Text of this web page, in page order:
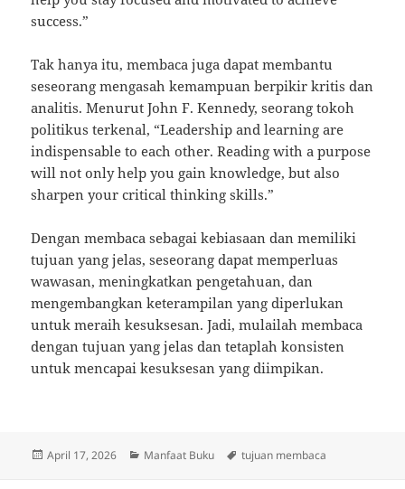
success.”
Tak hanya itu, membaca juga dapat membantu
seseorang mengasah kemampuan berpikir kritis dan
analitis. Menurut John F. Kennedy, seorang tokoh
politikus terkenal, “Leadership and learning are
indispensable to each other. Reading with a purpose
will not only help you gain knowledge, but also
sharpen your critical thinking skills.”
Dengan membaca sebagai kebiasaan dan memiliki
tujuan yang jelas, seseorang dapat memperluas
wawasan, meningkatkan pengetahuan, dan
mengembangkan keterampilan yang diperlukan
untuk meraih kesuksesan. Jadi, mulailah membaca
dengan tujuan yang jelas dan tetaplah konsisten
untuk mencapai kesuksesan yang diimpikan.
Posted
April 17, 2026 Categories
Manfaat Buku Tags
tujuan membaca